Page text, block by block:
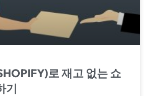
로 재고 없는 쇼
기